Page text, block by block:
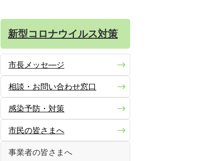
新型コロナウイルス対策
市長メッセ―ジ
相談・お問い合わせ窓口
感染予防・対策
市民の皆さまへ
事業者の皆さまへ